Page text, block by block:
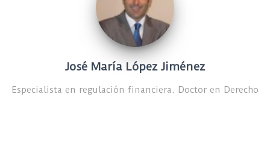
José María López Jiménez
Especialista en regulación financiera. Doctor en Derecho